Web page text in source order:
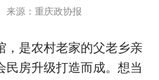
来源：重庆政协报
，是农村老家的父老乡亲
民房升级打造而成。想当